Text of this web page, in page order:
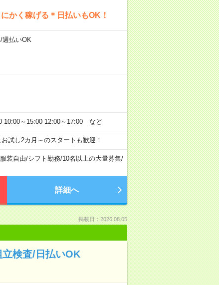
かく稼げる＊日払いもOK！
払いOK
～15:00 12:00～17:00 など
試し2カ月～のスタートも歓迎！
服装自由/シフト勤務/10名以上の大量募集/
詳細へ
掲載日：2026.08.05
立検査/日払いOK